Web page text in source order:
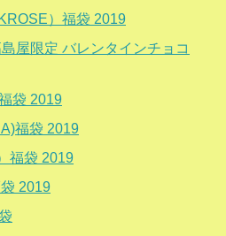
）福袋 2019
屋限定 バレンタインチョコ
袋 2019
福袋 2019
福袋 2019
2019